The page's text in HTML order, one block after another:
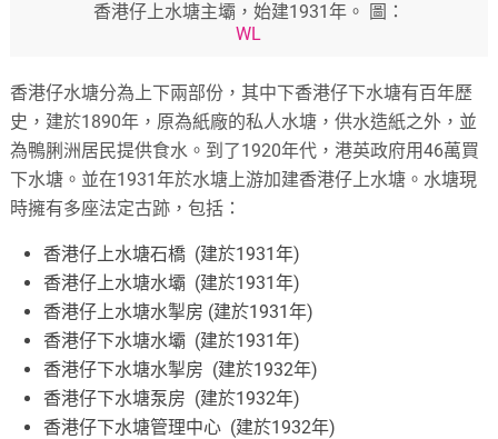
香港仔上水塘主壩，始建1931年。 圖：
WL
香港仔水塘分為上下兩部份，其中下香港仔下水塘有百年歷
史，建於1890年，原為紙廠的私人水塘，供水造紙之外，並
為鴨脷洲居民提供食水。到了1920年代，港英政府用46萬買
下水塘。並在1931年於水塘上游加建香港仔上水塘。水塘現
時擁有多座法定古跡，包括：
香港仔上水塘石橋 (建於1931年)
香港仔上水塘水壩 (建於1931年)
香港仔上水塘水掣房 (建於1931年)
香港仔下水塘水壩 (建於1931年)
香港仔下水塘水掣房 (建於1932年)
香港仔下水塘泵房 (建於1932年)
香港仔下水塘管理中心 (建於1932年)